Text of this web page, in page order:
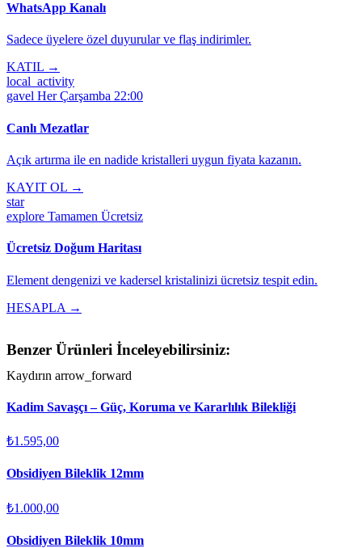
WhatsApp Kanalı
Sadece üyelere özel duyurular ve flaş indirimler.
KATIL →
local_activity
gavel Her Çarşamba 22:00
Canlı Mezatlar
Açık artırma ile en nadide kristalleri uygun fiyata kazanın.
KAYIT OL →
star
explore Tamamen Ücretsiz
Ücretsiz Doğum Haritası
Element dengenizi ve kadersel kristalinizi ücretsiz tespit edin.
HESAPLA →
Benzer Ürünleri İnceleyebilirsiniz:
Kaydırın arrow_forward
Kadim Savaşçı – Güç, Koruma ve Kararlılık Bilekliği
₺1.595,00
Obsidiyen Bileklik 12mm
₺1.000,00
Obsidiyen Bileklik 10mm